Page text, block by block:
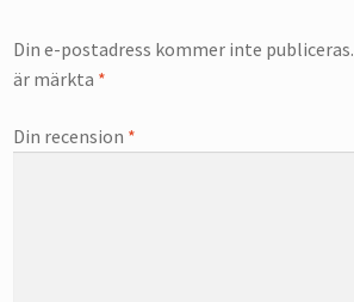
Din e-postadress kommer inte publiceras.
är märkta *
Din recension *